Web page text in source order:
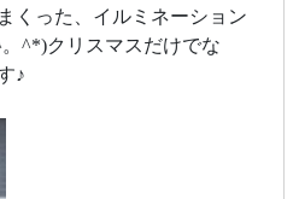
くった、イルミネーション
^*)クリスマスだけでな
♪